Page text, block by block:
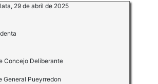
29 de abril de 2025
Concejo Deliberante
General Pueyrredon